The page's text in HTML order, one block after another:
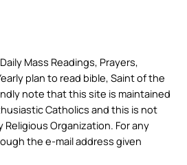
Mass Readings, Prayers,
plan to read bible, Saint of the
note that this site is maintained
Catholics and this is not
Religious Organization. For any
the e-mail address given